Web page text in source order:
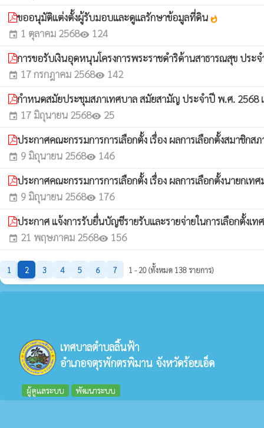
ขออนุมัติแต่งตั้งผู้รับมอบและดูแลรักษาข้อมูลที่ดิน whatshot
event 1 ตุลาคม 2568visibility 124
การขอรับเงินอุดหนุนโครงการพระราชดำริด้านสาธารณสุข ป
event 17 กรกฎาคม 2568visibility 142
กำหนดสมัยประชุมสภาเทศบาล สมัยสามัญ ประจำปี พ.ศ.
event 17 มิถุนายน 2568visibility 25
ประกาศคณะกรรมการการเลือกตั้ง เรื่อง ผลการเลือกตั้งสมาชิก
event 9 มิถุนายน 2568visibility 146
ประกาศคณะกรรมการการเลือกตั้ง เรื่อง ผลการเลือกตั้งนายกเ
event 9 มิถุนายน 2568visibility 176
ประกาศ แจ้งการรับยื่นบัญชีรายรับและรายจ่ายในการเลือกตั้ง
event 21 พฤษภาคม 2568visibility 156
1 2 3 4 5 6 7 1 - 20 (ทั้งหมด 138 รายการ)
เทศบาลตำบลลิ้นฟ้า
อำเภอจตุรพักตรพิมาน จังหวัดร้อยเอ็ด
ผู้ดูแลระบบ พัฒนาระบบ